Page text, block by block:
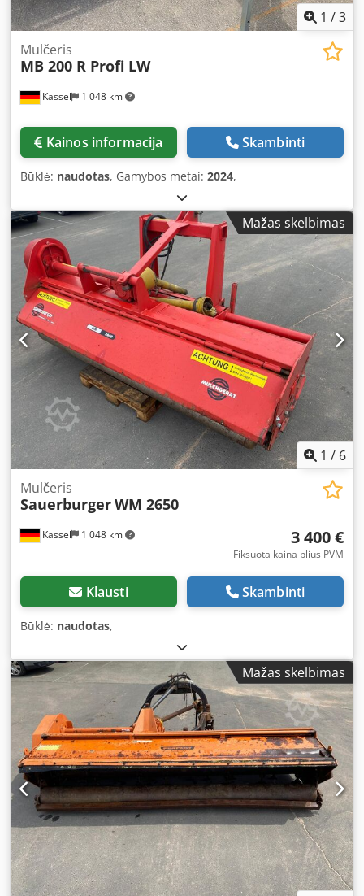
1 /3
Kassel 1 048 km
Mulčeris
MB 200 R Profi LW
Kainos informacija Skambinti
Būklė: naudotas, Gamybos metai: 2024,
Mažas skelbimas
1 / 6
Kassel 1 048 km
Mulčeris
SauerburgerWM 2650
3 400 €
Fiksuota kaina plius PVM
Klausti Skambinti
Būklė: naudotas,
Mažas skelbimas